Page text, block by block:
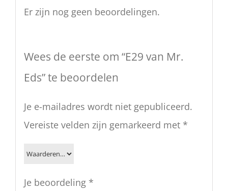
Er zijn nog geen beoordelingen.
Wees de eerste om “E29 van Mr.
Eds” te beoordelen
Je e-mailadres wordt niet gepubliceerd.
Vereiste velden zijn gemarkeerd met *
Je beoordeling *